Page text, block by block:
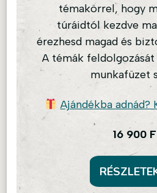
témakörrel, hogy
túráidtól kezdve
érezhesd magad és
A témák
munkafüzet
Ajándékba adnád?
16 900